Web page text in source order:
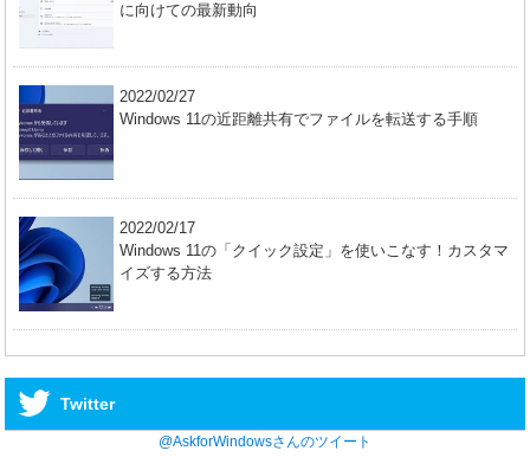
に向けての最新動向
2022/02/27
Windows 11の近距離共有でファイルを転送する手順
2022/02/17
Windows 11の「クイック設定」を使いこなす！カスタマ
イズする方法
Twitter
@AskforWindowsさんのツイート